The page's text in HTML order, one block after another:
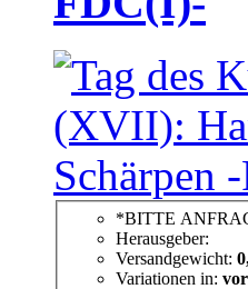
*BITTE
Herausgeber:
Versandgewicht:
Variationen in: